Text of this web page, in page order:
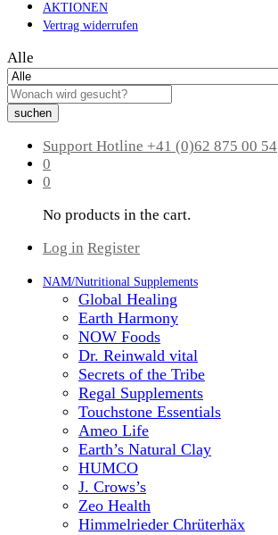
AKTIONEN
Vertrag widerrufen
Alle
suchen
Support Hotline +41 (0)62 875 00 54
0
0
No products in the cart.
Log in Register
NAM/Nutritional Supplements
Global Healing
Earth Harmony
NOW Foods
Dr. Reinwald vital
Secrets of the Tribe
Regal Supplements
Touchstone Essentials
Ameo Life
Earth’s Natural Clay
HUMCO
J. Crows’s
Zeo Health
Himmelrieder Chrüterhäx